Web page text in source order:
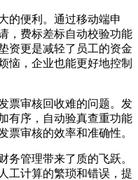
的便利。通过移动端申
，费标差标自动校验功能
资更是减轻了员工的资金
恼，企业也能更好地控制
票审核回收难的问题。发
有序，自动验真查重功能
票审核的效率和准确性。
务管理带来了质的飞跃。
工计算的繁琐和错误，提